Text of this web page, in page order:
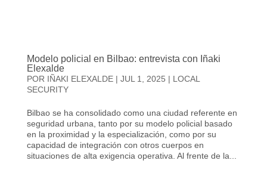
Modelo policial en Bilbao: entrevista con Iñaki
Elexalde
POR IÑAKI ELEXALDE| JUL 1, 2025 | LOCAL
SECURITY
Bilbao se ha consolidado como una ciudad referente en
seguridad urbana, tanto por su modelo policial basado
en la proximidad y la especialización, como por su
capacidad de integración con otros cuerpos en
situaciones de alta exigencia operativa. Al frente de la...